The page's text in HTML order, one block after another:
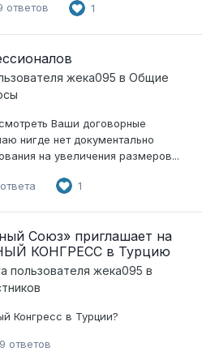
ответов 1
жека095 в Общие
Ваши договорные
нигде нет документально
на увеличения размеров...
1
Союз» приглашает на
КОНГРЕСС в Турцию
пользователя жека095 в
Конгресс в Турции?
9 ответов